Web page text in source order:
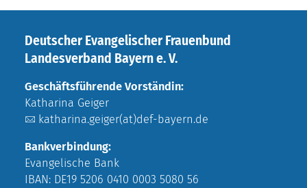
Deutscher Evangelischer Frauenbund
Landesverband Bayern e. V.
Geschäftsführende Vorständin:
Katharina Geiger
katharina.geiger(at)def-bayern.de
Bankverbindung:
Evangelische Bank
IBAN: DE19 5206 0410 0003 5080 56